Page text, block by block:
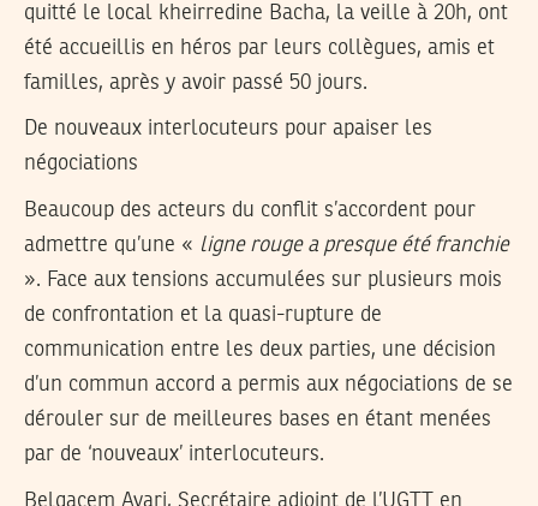
quitté le local kheirredine Bacha, la veille à 20h, ont
été accueillis en héros par leurs collègues, amis et
familles, après y avoir passé 50 jours.
De nouveaux interlocuteurs pour apaiser les
négociations
Beaucoup des acteurs du conflit s’accordent pour
admettre qu’une « ligne rouge a presque été franchie
». Face aux tensions accumulées sur plusieurs mois
de confrontation et la quasi-rupture de
communication entre les deux parties, une décision
d’un commun accord a permis aux négociations de se
dérouler sur de meilleures bases en étant menées
par de ‘nouveaux’ interlocuteurs.
Belgacem Ayari, Secrétaire adjoint de l’UGTT en